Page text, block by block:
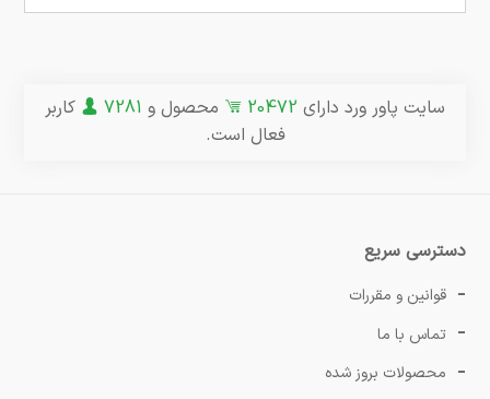
سایت پاور ورد دارای 20472 محصول و 7281
کاربر
فعال است.
دسترسی سریع
قوانین و مقررات
تماس با ما
محصولات بروز شده